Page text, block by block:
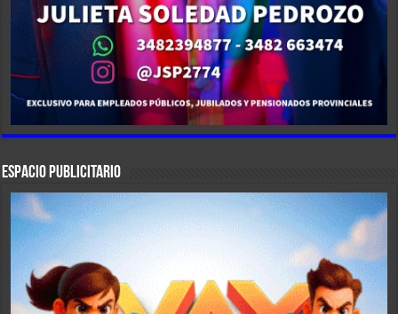
ESPACIO PUBLICITARIO